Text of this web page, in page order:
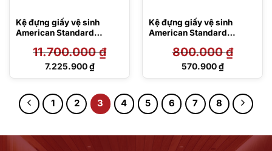
Kệ đựng giấy vệ sinh
American Standard
11.700.000₫
Giá
11.700.000 ₫.
7.225.900₫
Giá
tại
là:
7.225.900 ₫.
Kệ đựng giấy vệ sinh
American Standard
800.000₫
Giá
800.000 ₫.
570.900₫
Giá
tại
là:
570.900 ₫.
1 2 3 4 5 6 7 8